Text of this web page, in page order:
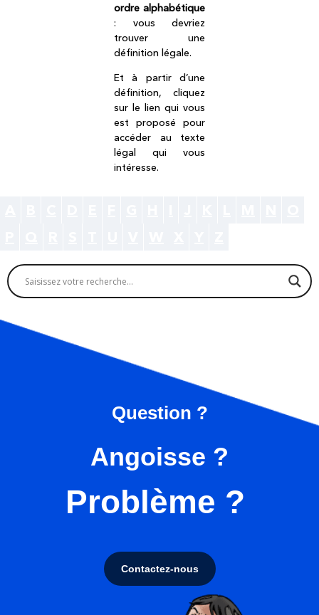
ordre alphabétique
: vous devriez
trouver une
définition légale.
Et à partir d’une
définition, cliquez
sur le lien qui vous
est proposé pour
accéder au texte
légal qui vous
intéresse.
Question ?
Angoisse ?
Problème ?
Contactez-nous